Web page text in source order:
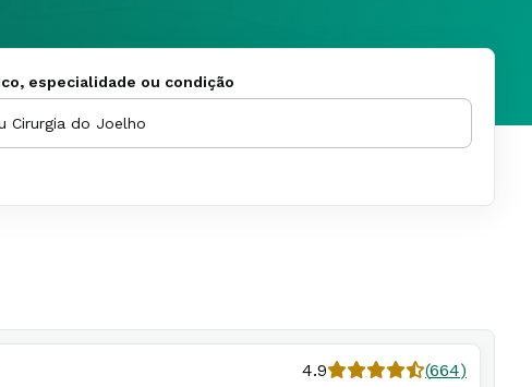
especialidade ou condição
4.9 (664)